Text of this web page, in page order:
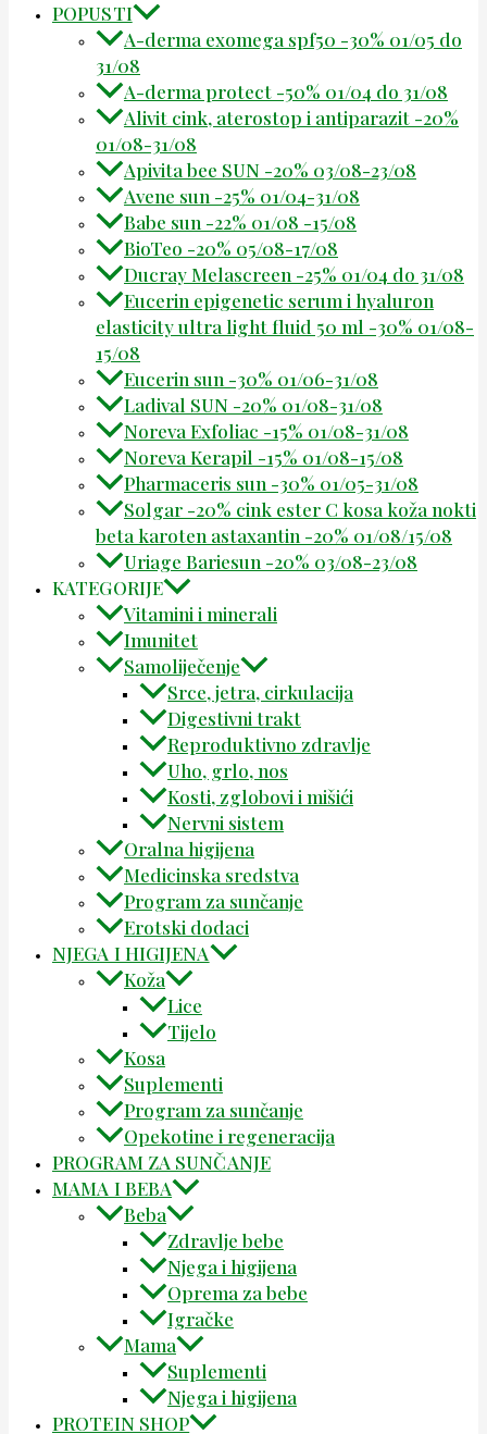
POPUSTI
A-derma exomega spf50 -30% 01/05 do
31/08
A-derma protect -50% 01/04 do 31/08
Alivit cink, aterostop i antiparazit -20%
01/08-31/08
Apivita bee SUN -20% 03/08-23/08
Avene sun -25% 01/04-31/08
Babe sun -22% 01/08 -15/08
BioTeo -20% 05/08-17/08
Ducray Melascreen -25% 01/04 do 31/08
Eucerin epigenetic serum i hyaluron
elasticity ultra light fluid 50 ml -30% 01/08-
15/08
Eucerin sun -30% 01/06-31/08
Ladival SUN -20% 01/08-31/08
Noreva Exfoliac -15% 01/08-31/08
Noreva Kerapil -15% 01/08-15/08
Pharmaceris sun -30% 01/05-31/08
Solgar -20% cink ester C kosa koža nokti
beta karoten astaxantin -20% 01/08/15/08
Uriage Bariesun -20% 03/08-23/08
KATEGORIJE
Vitamini i minerali
Imunitet
Samoliječenje
Srce, jetra, cirkulacija
Digestivni trakt
Reproduktivno zdravlje
Uho, grlo, nos
Kosti, zglobovi i mišići
Nervni sistem
Oralna higijena
Medicinska sredstva
Program za sunčanje
Erotski dodaci
NJEGA I HIGIJENA
Koža
Lice
Tijelo
Kosa
Suplementi
Program za sunčanje
Opekotine i regeneracija
PROGRAM ZA SUNČANJE
MAMA I BEBA
Beba
Zdravlje bebe
Njega i higijena
Oprema za bebe
Igračke
Mama
Suplementi
Njega i higijena
PROTEIN SHOP